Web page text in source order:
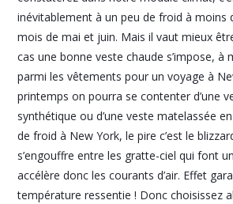
inévitablement à un peu de froid à moins
mois de mai et juin. Mais il vaut mieux
cas une bonne veste chaude s’impose, à
parmi les vêtements pour un voyage à
printemps on pourra se contenter d’une
synthétique ou d’une veste matelassée
de froid à New York, le pire c’est le
s’engouffre entre les gratte-ciel qui font
accélère donc les courants d’air. Effet
température ressentie ! Donc choisissez